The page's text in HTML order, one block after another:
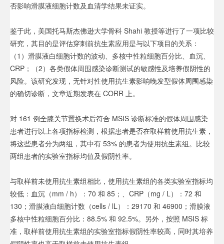
否影响滑膜液细胞计数及血清学结果未证实。
鉴于此，美国托马斯杰佛逊大学骨科 Shahi 教授等进行了一项比较
研究，其目的是评估穿刺前抗生素应用是与以下项目的关系：
（1）滑膜液白细胞计数的波动、多核中性粒细胞百分比、血沉、
CRP；（2）各类假体周围感染诊断测试的敏感性及培养假阴性的
风险。该研究发现，无针对性使用抗生素影响晚发型假体周围感染
的确切诊断，文章近期发表在 CORR 上。
对 161 例全膝关节置换术后符合 MSIS 诊断标准的假体周围感染
患者进行以上各项指标检测，根据患者是否在取样前使用抗生素，
将这些患者分为两组，其中有 53% 的患者为使用抗生素组。比较
两组患者的实验室指标均值及假阴性率。
与取样前未使用抗生素组相比，使用抗生素组的各类实验室指标均
较低：血沉（mm / h）：70 和 85；、CRP（mg / L）：72 和
130；滑膜液白细胞计数（cells / lL）：29170 和 46900；滑膜液
多核中性粒细胞百分比：88.5% 和 92.5%。另外，按照 MSIS 标
准，取样前使用抗生素组的实验室指标假阴性率较高，同时其培养